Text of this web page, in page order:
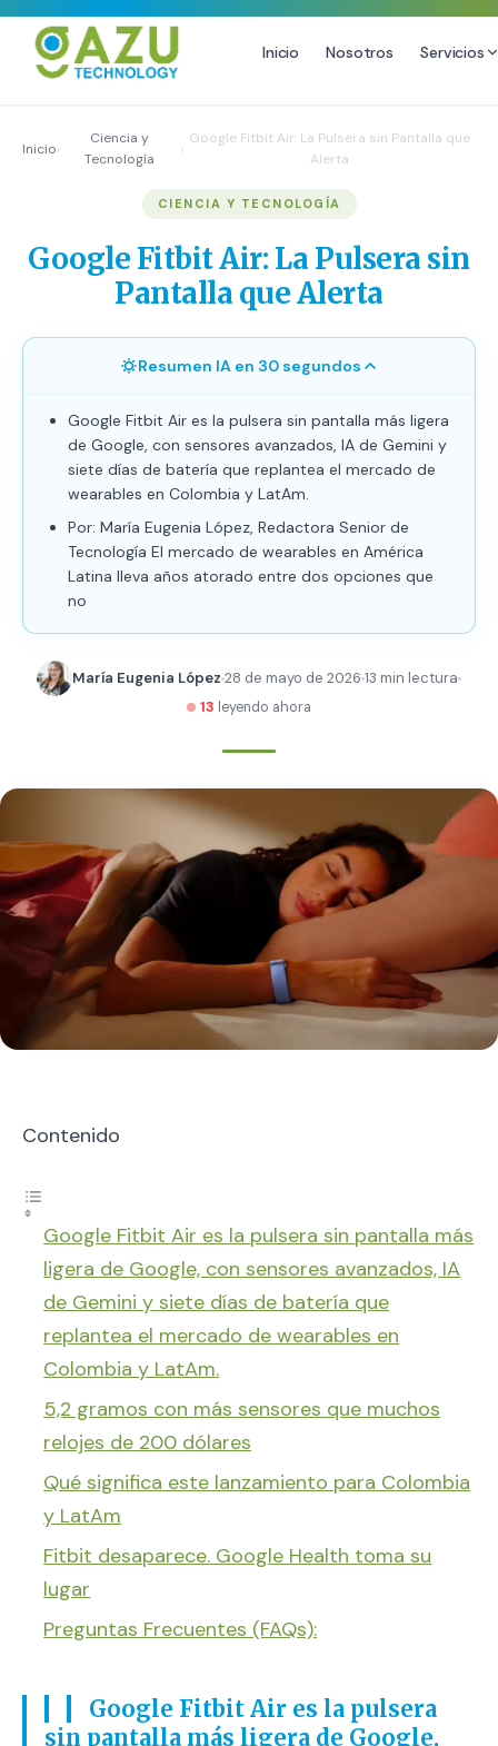
Inicio Nosotros Servicios
Email Marketing y SMS
Growth Youtube ↗
Producción de Videos
Inicio›
Ciencia y
Tecnología
›
Google Fitbit Air: La Pulsera sin Pantalla que
Alerta
CIENCIA Y TECNOLOGÍA
Google Fitbit Air: La Pulsera sin
Pantalla que Alerta
Resumen IA en 30 segundos
Google Fitbit Air es la pulsera sin pantalla más ligera
de Google, con sensores avanzados, IA de Gemini y
siete días de batería que replantea el mercado de
wearables en Colombia y LatAm.
Por: María Eugenia López, Redactora Senior de
Tecnología El mercado de wearables en América
Latina lleva años atorado entre dos opciones que
no
María Eugenia López 28 de mayo de 2026 13 min lectura
13 leyendo ahora
Contenido
Google Fitbit Air es la pulsera sin pantalla más
ligera de Google, con sensores avanzados, IA
de Gemini y siete días de batería que
replantea el mercado de wearables en
Colombia y LatAm.
5,2 gramos con más sensores que muchos
relojes de 200 dólares
Qué significa este lanzamiento para Colombia
y LatAm
Fitbit desaparece. Google Health toma su
lugar
Preguntas Frecuentes (FAQs):
Google Fitbit Air es la pulsera
sin pantalla más ligera de Google,